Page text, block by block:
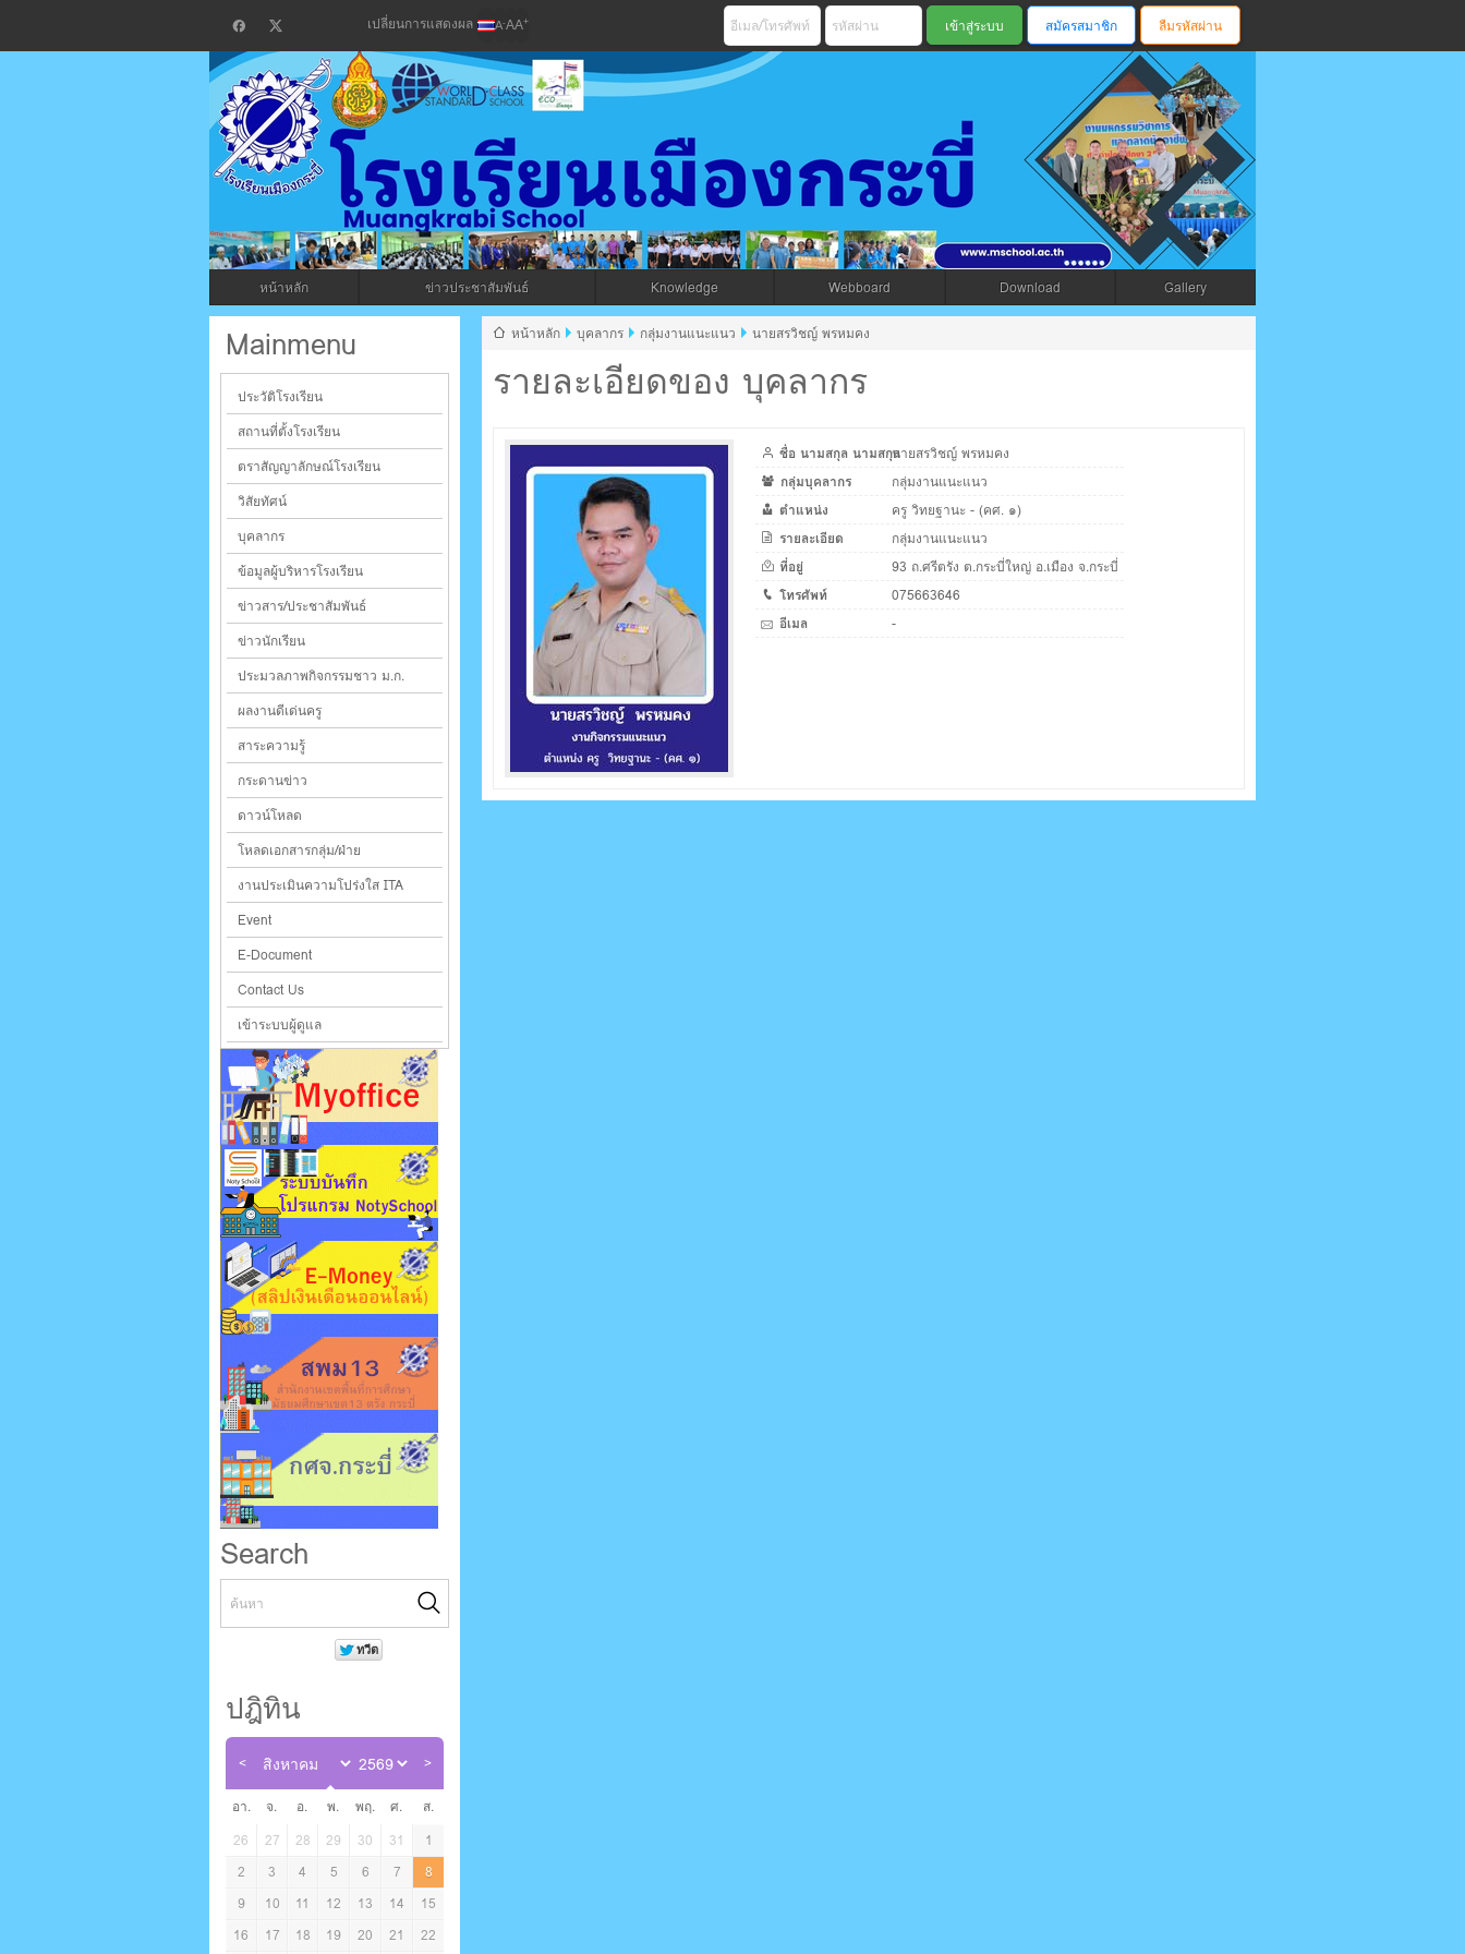
เปลี่ยนการแสดงผล A-AA+ สมัครสมาชิก ลืมรหัสผ่าน
โรงเรียนเมืองกระบี่ สพม ตรัง
กระบี่
ระบบบริหารจัดการเว็บไซต์ (CMS) ด้วย Ajax โดยคนไทย
หน้าหลัก ข่าวประชาสัมพันธ์ Knowledge Webboard Download Gallery
รายละเอียดของ บุคลากร
หน้าหลัก บุคลากร กลุ่มงานแนะแนว นายสรวิชญ์ พรหมคง
ชื่อ นามสกุล นามสกุลนายสรวิชญ์ พรหมคง
กลุ่มบุคลากร
กลุ่มงานแนะแนว
ตำแหน่ง
ครู วิทยฐานะ - (คศ. ๑)
รายละเอียด
กลุ่มงานแนะแนว
ที่อยู่
93 ถ.ศรีตรัง ต.กระบี่ใหญ่ อ.เมือง จ.กระบี่
โทรศัพท์
075663646
อีเมล
-
Mainmenu
ประวัติโรงเรียน
สถานที่ตั้งโรงเรียน
ตราสัญญาลักษณ์โรงเรียน
วิสัยทัศน์
บุคลากร
ข้อมูลผู้บริหารโรงเรียน
ข่าวสาร/ประชาสัมพันธ์
ข่าวนักเรียน
ประมวลภาพกิจกรรมชาว ม.ก.
ผลงานดีเด่นครู
สาระความรู้
กระดานข่าว
ดาวน์โหลด
โหลดเอกสารกลุ่ม/ฝ่าย
งานประเมินความโปร่งใส ITA
Event
E-Document
Contact Us
เข้าระบบผู้ดูแล
Search
ปฎิทิน
อา. จ. อ. พ. พฤ. ศ.
ส.
26
27 28 29 30 31
1
2
3 4 5 6 7
8
9
10 11 12 13 14
15
16
17 18 19 20 21 22